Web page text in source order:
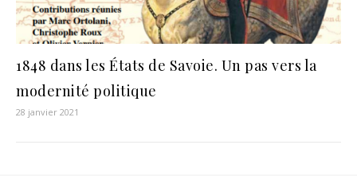
1848 dans les États de Savoie. Un pas vers la
modernité politique
28 janvier 2021